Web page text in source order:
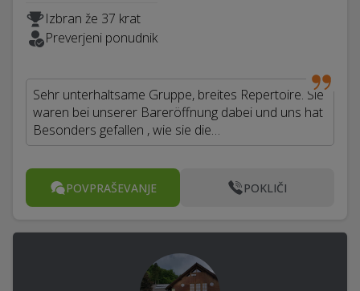
Izbran že 37 krat
Preverjeni ponudnik
Sehr unterhaltsame Gruppe, breites Repertoire. Sie
waren bei unserer Bareröffnung dabei und uns hat
Besonders gefallen , wie sie die…
POVPRAŠEVANJE POKLIČI